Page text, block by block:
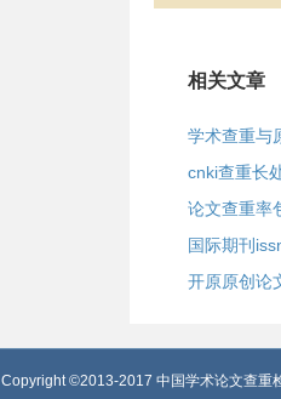
相关文章
学术查重与
cnki查重长
论文查重率
国际期刊
开原原创论
Copyright ©2013-2017 中国学术论文查重